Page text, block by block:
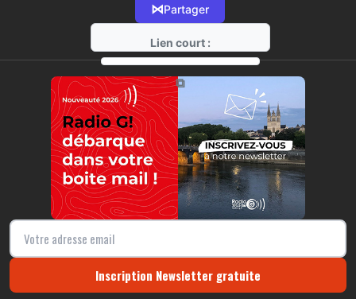
⋈Partager
Lien court :
https://radio-g.fr?17433
⧉
Inscription Newsletter gratuite